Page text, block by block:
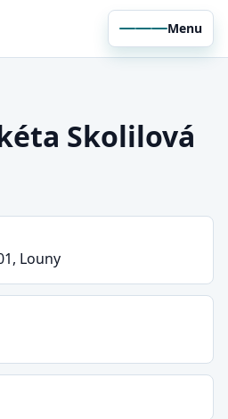
Menu
Skolilová
Louny